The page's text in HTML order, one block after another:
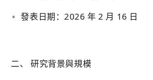
發表日期：2026 年 2 月 16 日
二、 研究背景與規模